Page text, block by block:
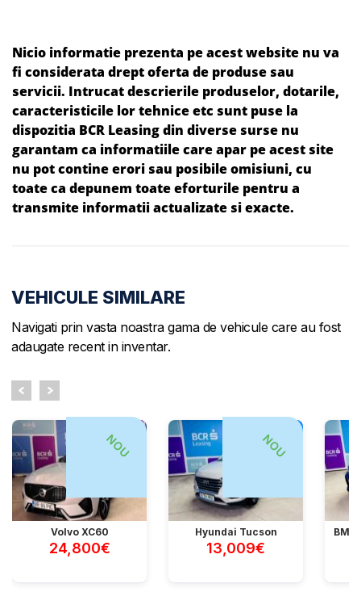
Nicio informatie prezenta pe acest website nu va
fi considerata drept oferta de produse sau
servicii. Intrucat descrierile produselor, dotarile,
caracteristicile lor tehnice etc sunt puse la
dispozitia BCR Leasing din diverse surse nu
garantam ca informatiile care apar pe acest site
nu pot contine erori sau posibile omisiuni, cu
toate ca depunem toate eforturile pentru a
transmite informatii actualizate si exacte.
VEHICULE SIMILARE
Navigati prin vasta noastra gama de vehicule care au fost
adaugate recent in inventar.
NOU
Volvo XC60
24,800€
NOU
Hyundai Tucson
13,009€